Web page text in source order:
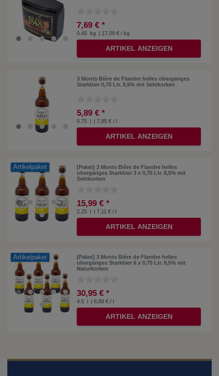
7,69 € *
0.45 kg | 17,09 € / kg
ARTIKEL ANZEIGEN
3 Monts Bière de Flandre helles obergäriges
Starkbier 0,75 Ltr. 8,5% mit Sektkorken
5,89 € *
0.75 | 7,85 € / l
ARTIKEL ANZEIGEN
Artikelpaket
[Paket] 3 Monts Bière de Flandre helles
obergäriges Starkbier 3 x 0,75 Ltr. 8,5% mit
Sektkorken
15,99 € *
2.25 l | 7,11 € / l
ARTIKEL ANZEIGEN
Artikelpaket
[Paket] 3 Monts Bière de Flandre helles
obergäriges Starkbier 6 x 0,75 Ltr. 8,5% mit
Naturkorken
30,95 € *
4.5 l | 6,88 € / l
ARTIKEL ANZEIGEN